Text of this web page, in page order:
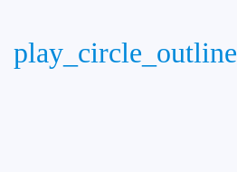
play_circle_outline